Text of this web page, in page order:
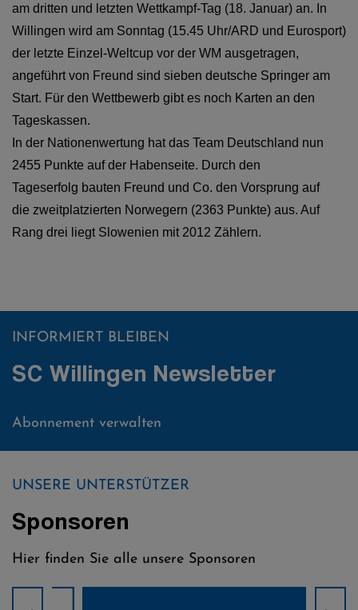
am dritten und letzten Wettkampf-Tag (18. Januar) an. In
Willingen wird am Sonntag (15.45 Uhr/ARD und Eurosport)
der letzte Einzel-Weltcup vor der WM ausgetragen,
angeführt von Freund sind sieben deutsche Springer am
Start. Für den Wettbewerb gibt es noch Karten an den
Tageskassen.
In der Nationenwertung hat das Team Deutschland nun
2455 Punkte auf der Habenseite. Durch den
Tageserfolg bauten Freund und Co. den Vorsprung auf
die zweitplatzierten Norwegern (2363 Punkte) aus. Auf
Rang drei liegt Slowenien mit 2012 Zählern.
INFORMIERT BLEIBEN
SC Willingen Newsletter
Abonnement verwalten
UNSERE UNTERSTÜTZER
Sponsoren
Hier finden Sie alle unsere Sponsoren